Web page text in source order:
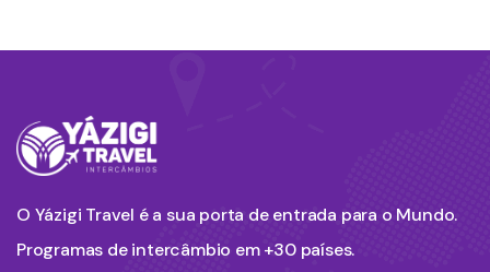
O Yázigi Travel é a sua porta de entrada para o Mundo.
Programas de intercâmbio em +30 países.